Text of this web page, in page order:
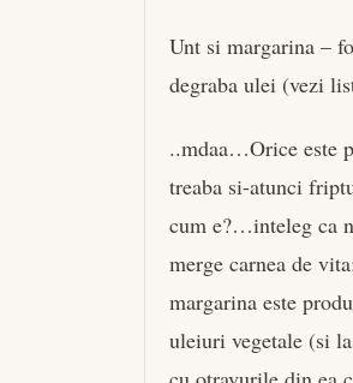
Unt si margarina –
degraba ulei (vezi
..mdaa…Orice este
treaba si-atunci
cum e?…inteleg ca
merge carnea de
margarina este
uleiuri vegetale (si